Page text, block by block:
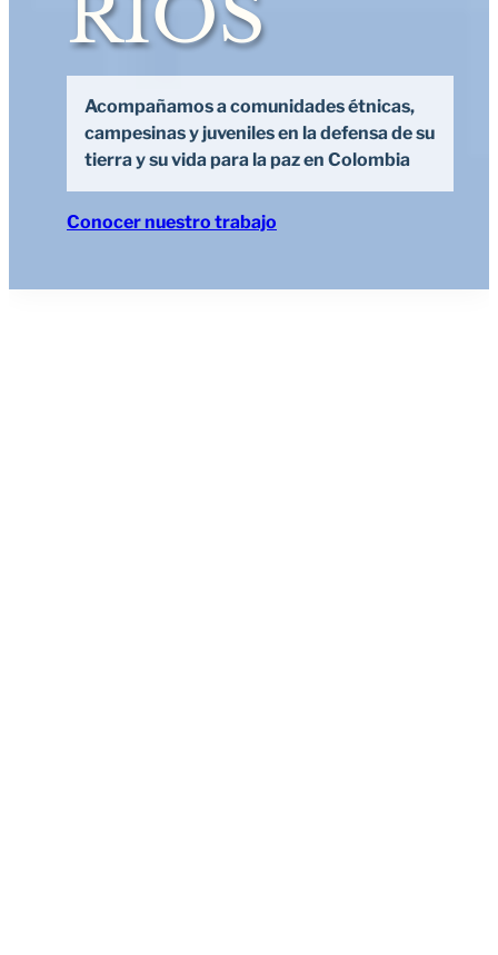
Acompañamos a comunidades étnicas,
campesinas y juveniles en la defensa de su
tierra y su vida para la paz en Colombia
Conocer nuestro trabajo